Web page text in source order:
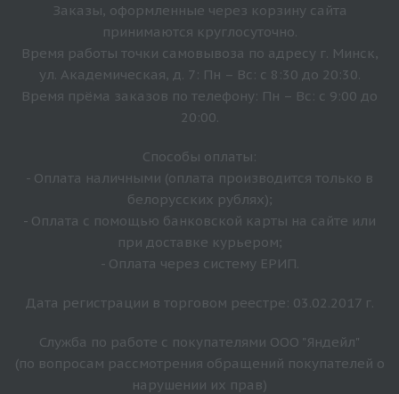
Заказы, оформленные через корзину сайта
принимаются круглосуточно.
Время работы точки самовывоза по адресу г. Минск,
ул. Академическая, д. 7: Пн – Вс: с 8:30 до 20:30.
Время прёма заказов по телефону: Пн – Вс: с 9:00 до
20:00.
Способы оплаты:
- Оплата наличными (оплата производится только в
белорусских рублях);
- Оплата с помощью банковской карты на сайте или
при доставке курьером;
- Оплата через систему ЕРИП.
Дата регистрации в торговом реестре: 03.02.2017 г.
Служба по работе с покупателями ООО "Яндейл"
(по вопросам рассмотрения обращений покупателей о
нарушении их прав)